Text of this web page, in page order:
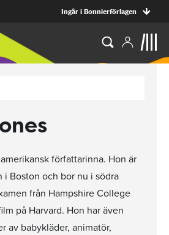
Ingår i Bonnierförlagen
författarinna. Hon är
Boston och bor nu i södra
från Hampshire College
på Harvard. Hon har även
av babykläder, animatör,